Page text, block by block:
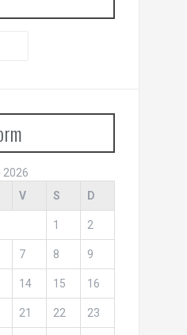
2026
V S D
1 2
7 8 9
14 15 16
21 22 23